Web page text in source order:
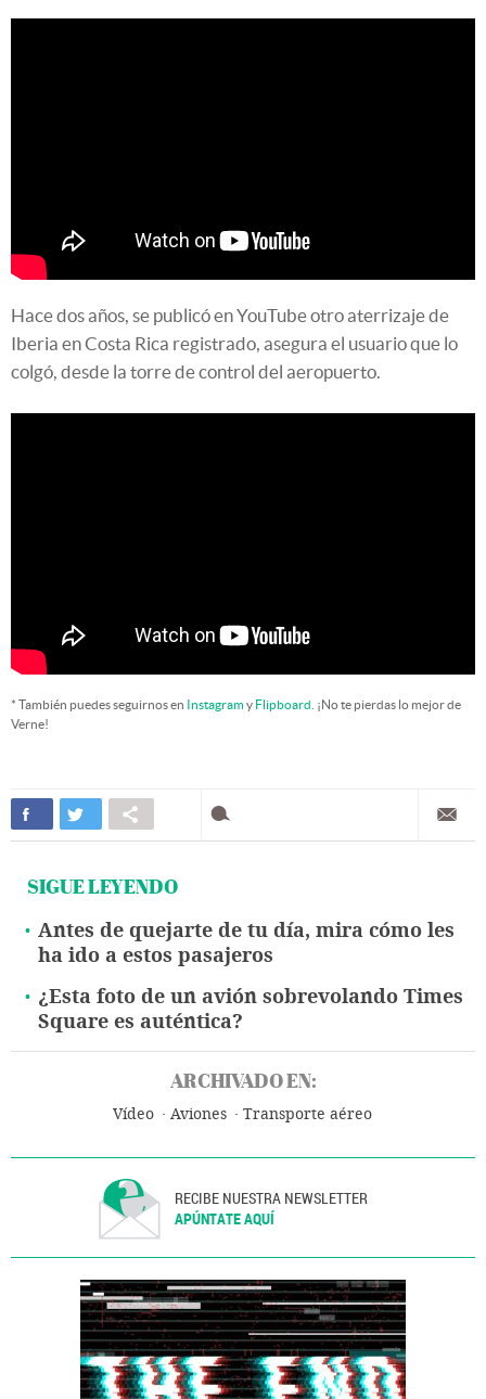
Hace dos años, se publicó en YouTube otro aterrizaje de
Iberia en Costa Rica registrado, asegura el usuario que lo
colgó, desde la torre de control del aeropuerto.
* También puedes seguirnos en Instagramy Flipboard . ¡No te pierdas lo mejor de
Verne!
SIGUE LEYENDO
Antes de quejarte de tu día, mira cómo les
ha ido a estos pasajeros
¿Esta foto de un avión sobrevolando Times
Square es auténtica?
ARCHIVADO EN:
Vídeo Aviones Transporte aéreo
RECIBE NUESTRA NEWSLETTER
APÚNTATE AQUÍ